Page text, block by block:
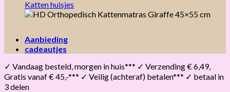
Katten huisjes
Aanbieding
cadeautjes
✓ Vandaag besteld, morgen in huis*** ✓ Verzending € 6,49,
Gratis vanaf € 45,-*** ✓ Veilig (achteraf) betalen*** ✓ betaal in
3 delen